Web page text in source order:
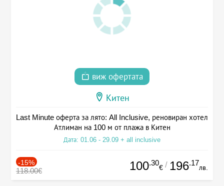
виж офертата
Китен
Last Minute оферта за лято: All Inclusive, реновиран хотел
Атлиман на 100 м от плажа в Китен
Дата: 01.06 - 29.09 + all inclusive
-15%
118.00€ 100.30
€ / 196.17
лв.